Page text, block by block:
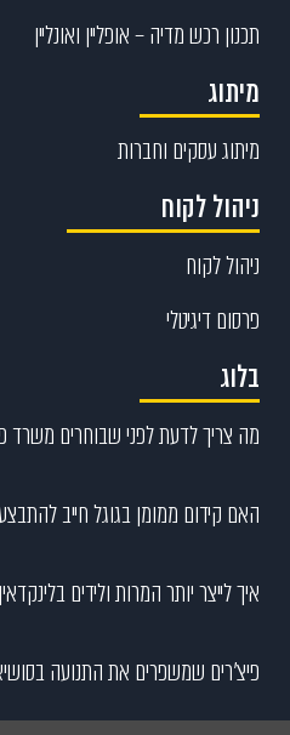
תכנון רכש מדיה – אופליין ואונליין
מיתוג
מיתוג עסקים וחברות
ניהול לקוח
ניהול לקוח
פרסום דיגיטלי
בלוג
מה צריך לדעת לפני שבוחרים משרד
האם קידום ממומן בגוגל חייב
איך לייצר יותר המרות ולידים
פיצ’רים שמשפרים את התנועה